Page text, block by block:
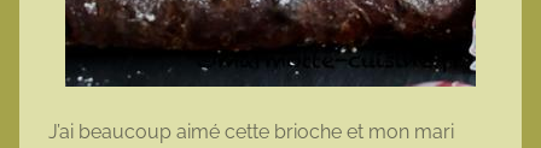
J’ai beaucoup aimé cette brioche et mon mari